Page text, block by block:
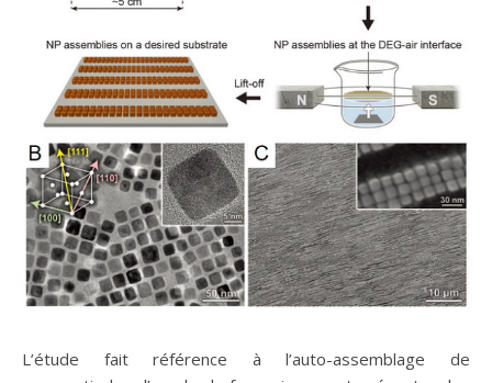
L’étude fait référence à l’auto-assemblage de